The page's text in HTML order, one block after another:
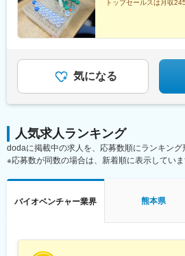
ゆる条件をクリアし、顧客の要求を
けることに大きなやりがいを感じる事
◇営業活動は国内のみならず、グロ
変更の範囲：会社の定める業務
トップセールスは月収
気になる
人気求人ランキング
dodaに掲載中の求人を、応募数順にランキング
※応募数が同数の場合は、新着順に表示していま
バイオベンチャー業界 熊本県